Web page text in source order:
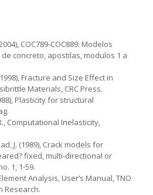
COC789-COC889: Modelos
concreto, apostilas, modulos 1 a
Fracture and Size Effect in
Materials, CRC Press.
Plasticity for structural
Computational Inelasticity,
J. (1989), Crack models for
fixed, multi-directional or
1, 1-59.
Analysis, User’s Manual, TNO
Research.